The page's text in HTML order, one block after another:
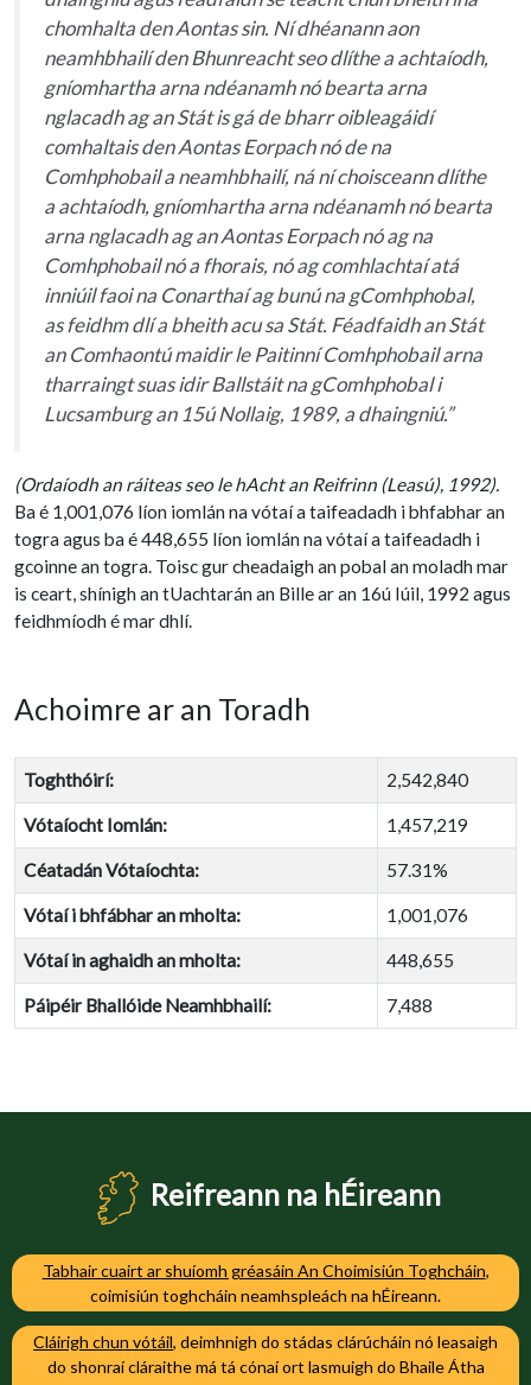
chomhalta den Aontas sin. Ní dhéanann aon
neamhbhailí den Bhunreacht seo dlíthe a achtaíodh,
gníomhartha arna ndéanamh nó bearta arna
nglacadh ag an Stát is gá de bharr oibleagáidí
comhaltais den Aontas Eorpach nó de na
Comhphobail a neamhbhailí, ná ní choisceann dlíthe
a achtaíodh, gníomhartha arna ndéanamh nó bearta
arna nglacadh ag an Aontas Eorpach nó ag na
Comhphobail nó a fhorais, nó ag comhlachtaí atá
inniúil faoi na Conarthaí ag bunú na gComhphobal,
as feidhm dlí a bheith acu sa Stát. Féadfaidh an Stát
an Comhaontú maidir le Paitinní Comhphobail arna
tharraingt suas idir Ballstáit na gComhphobal i
Lucsamburg an 15ú Nollaig, 1989, a dhaingniú.”
(Ordaíodh an ráiteas seo le hAcht an Reifrinn (Leasú), 1992).
Ba é 1,001,076 líon iomlán na vótaí a taifeadadh i bhfabhar an
togra agus ba é 448,655 líon iomlán na vótaí a taifeadadh i
gcoinne an togra. Toisc gur cheadaigh an pobal an moladh mar
is ceart, shínigh an tUachtarán an Bille ar an 16ú Iúil, 1992 agus
feidhmíodh é mar dhlí.
Achoimre ar an Toradh
Toghthóirí: 2,542,840
Vótaíocht Iomlán: 1,457,219
Céatadán Vótaíochta: 57.31%
Vótaí i bhfábhar an mholta: 1,001,076
Vótaí in aghaidh an mholta: 448,655
Páipéir Bhallóide Neamhbhailí: 7,488
Reifreann na hÉireann
Tabhair cuairt ar shuíomh gréasáin An Choimisiún Toghcháin,
coimisiún toghcháin neamhspleách na hÉireann.
Cláirigh chun vótáil, deimhnigh do stádas clárúcháin nó leasaigh
do shonraí cláraithe má tá cónaí ort lasmuigh do Bhaile Átha